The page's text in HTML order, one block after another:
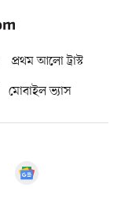
প্রথম আলো ট্রাস্ট
মোবাইল ভ্যাস